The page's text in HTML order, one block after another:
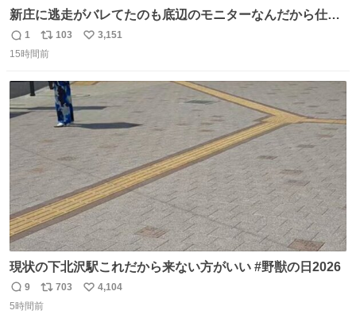
新庄に逃走がバレてたのも底辺のモニターなんだから仕方
ないと開き直る山本w w w w w w #VIVANT #悪役会議室
返
信
1
リ
ポ
ト
数
103
い
数
3,151
15時間前
現状の下北沢駅これだから来ない方がいい #野獣の日2026
返
信
9
リ
ポ
703
い
4,104
5時間前